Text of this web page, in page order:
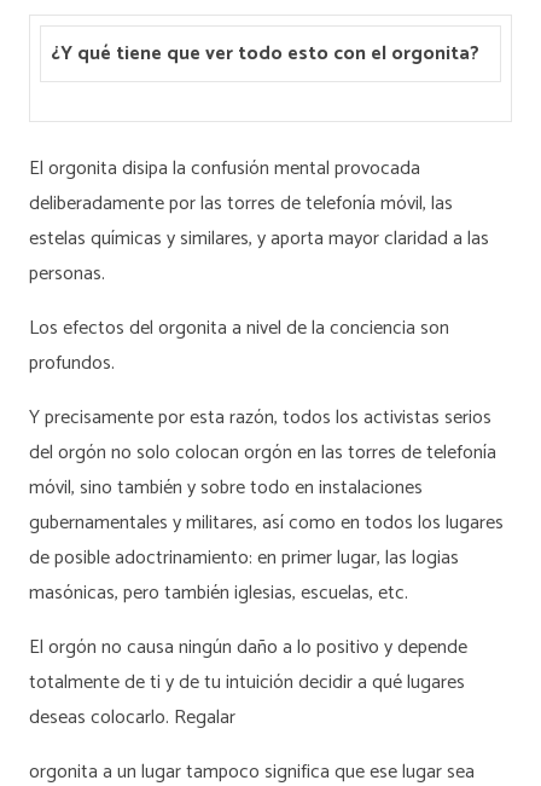
¿Y qué tiene que ver todo esto con el orgonita?
El orgonita disipa la confusión mental provocada
deliberadamente por las torres de telefonía móvil, las
estelas químicas y similares, y aporta mayor claridad a las
personas.
Los efectos del orgonita a nivel de la conciencia son
profundos.
Y precisamente por esta razón, todos los activistas serios
del orgón no solo colocan orgón en las torres de telefonía
móvil, sino también y sobre todo en instalaciones
gubernamentales y militares, así como en todos los lugares
de posible adoctrinamiento: en primer lugar, las logias
masónicas, pero también iglesias, escuelas, etc.
El orgón no causa ningún daño a lo positivo y depende
totalmente de ti y de tu intuición decidir a qué lugares
deseas colocarlo. Regalar
orgonita a un lugar tampoco significa que ese lugar sea